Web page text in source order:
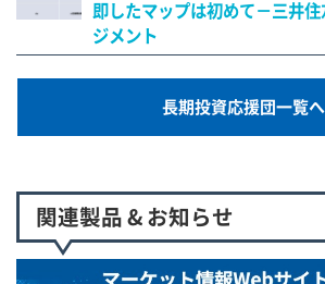
即したマップは初めて－三井
ジメント
長期投資応援団一覧へ
関連製品 & お知らせ